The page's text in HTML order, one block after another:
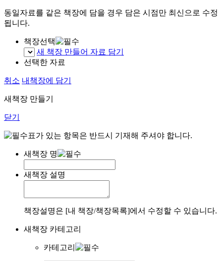
동일자료를 같은 책장에 담을 경우 담은 시점만 최신으로 수정
됩니다.
책장선택
새 책장 만들어 자료 담기
선택한 자료
취소 내책장에 담기
새책장 만들기
닫기
표가 있는 항목은 반드시 기재해 주셔야 합니다.
새책장 명
새책장 설명
책장설명은 [내 책장/책장목록]에서 수정할 수 있습니다.
새책장 카테고리
카테고리